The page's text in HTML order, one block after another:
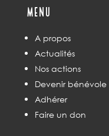
Menu
A propos
Actualités
Nos actions
Devenir bénévole
Adhérer
Faire un don